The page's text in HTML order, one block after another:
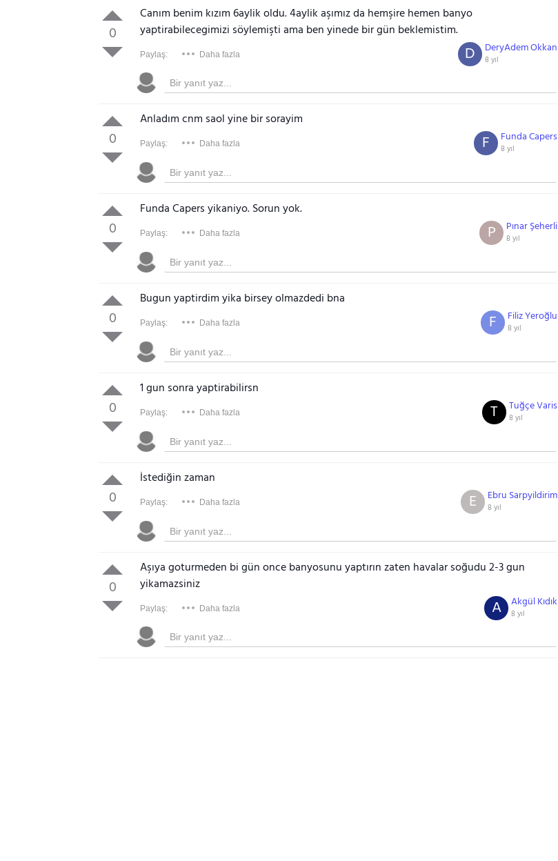
0
Canım benim kızım 6aylik oldu. 4aylik aşımız da hemşire hemen banyo
yaptirabilecegimizi söylemişti ama ben yinede bir gün beklemistim.
Paylaş: Daha fazla DeryAdem Okkan
8 yıl
D
0
Anladım cnm saol yine bir sorayim
Paylaş: Daha fazla Funda Capers
8 yıl
F
0
Funda Capers yikaniyo. Sorun yok.
Paylaş: Daha fazla Pınar Şeherli
8 yıl
P
0
Bugun yaptirdim yika birsey olmazdedi bna
Paylaş: Daha fazla Filiz Yeroğlu
8 yıl
F
0
1 gun sonra yaptirabilirsn
Paylaş: Daha fazla Tuğçe Varis
8 yıl
T
0
İstediğin zaman
Paylaş: Daha fazla Ebru Sarpyildirim
8 yıl
E
0
Aşıya goturmeden bi gün once banyosunu yaptırın zaten havalar soğudu 2-3 gun
yikamazsiniz
Paylaş: Daha fazla Akgül Kıdık
8 yıl
A